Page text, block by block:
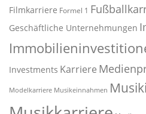
Filmkarriere Formel 1
Geschäftliche Unternehmungen
Investments Karriere
Modelkarriere Musikeinnahmen